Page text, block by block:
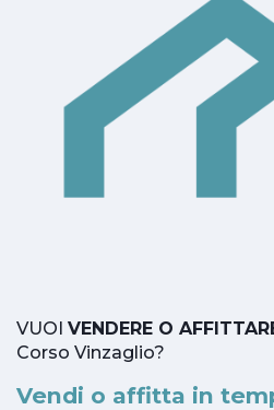
VUOI VENDERE O
Corso Vinzaglio?
Vendi o affitta in